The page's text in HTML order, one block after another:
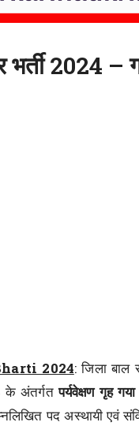
भर्ती
2024: जिला बाल
के अंतर्गतपर्यवेक्षण गृह गया
पद अस्थायी एवं